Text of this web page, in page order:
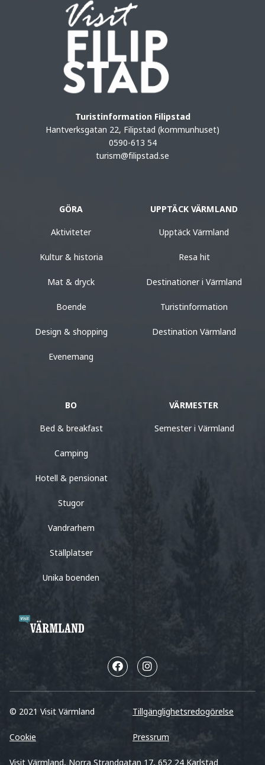
Turistinformation Filipstad
Hantverksgatan 22, Filipstad (kommunhuset)
0590-613 54
turism@filipstad.se
GÖRA
Aktiviteter
Kultur & historia
Mat & dryck
Boende
Design & shopping
Evenemang
UPPTÄCK VÄRMLAND
Upptäck Värmland
Resa hit
Destinationer i Värmland
Turistinformation
Destination Värmland
BO
Bed & breakfast
Camping
Hotell & pensionat
Stugor
Vandrarhem
Ställplatser
Unika boenden
VÄRMESTER
Semester i Värmland
© 2021 Visit Värmland Tillgänglighetsredogörelse
Cookie Pressrum
Visit Värmland, Norra Strandgatan 17, 652 24 Karlstad